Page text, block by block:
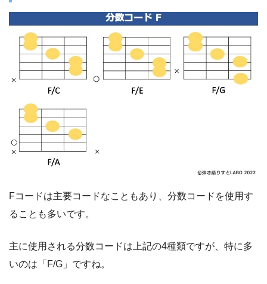
Fコードは主要コードなこともあり、分数コードを使用す
ることも多いです。
主に使用される分数コードは上記の4種類ですが、特に多
いのは「F/G」ですね。